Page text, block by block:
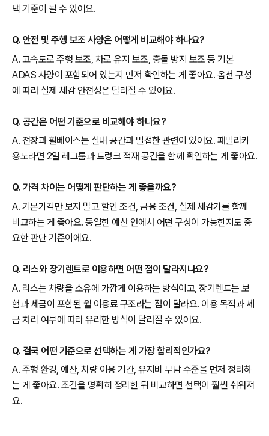
택 기준이 될 수 있어요.
Q. 안전 및 주행 보조 사양은 어떻게 비교해야 하나요?
A. 고속도로 주행 보조, 차로 유지 보조, 충돌 방지 보조 등 기본
ADAS 사양이 포함되어 있는지 먼저 확인하는 게 좋아요. 옵션 구성
에 따라 실제 체감 안전성은 달라질 수 있어요.
Q. 공간은 어떤 기준으로 비교해야 하나요?
A. 전장과 휠베이스는 실내 공간과 밀접한 관련이 있어요. 패밀리카
용도라면 2열 레그룸과 트렁크 적재 공간을 함께 확인하는 게 좋아요.
Q. 가격 차이는 어떻게 판단하는 게 좋을까요?
A. 기본가격만 보지 말고 할인 조건, 금융 조건, 실제 체감가를 함께
비교하는 게 좋아요. 동일한 예산 안에서 어떤 구성이 가능한지도 중
요한 판단 기준이에요.
Q. 리스와 장기렌트로 이용하면 어떤 점이 달라지나요?
A. 리스는 차량을 소유에 가깝게 이용하는 방식이고, 장기렌트는 보
험과 세금이 포함된 월 이용료 구조라는 점이 달라요. 이용 목적과 세
금 처리 여부에 따라 유리한 방식이 달라질 수 있어요.
Q. 결국 어떤 기준으로 선택하는 게 가장 합리적인가요?
A. 주행 환경, 예산, 차량 이용 기간, 유지비 부담 수준을 먼저 정리하
는 게 좋아요. 조건을 명확히 정리한 뒤 비교하면 선택이 훨씬 쉬워져
요.